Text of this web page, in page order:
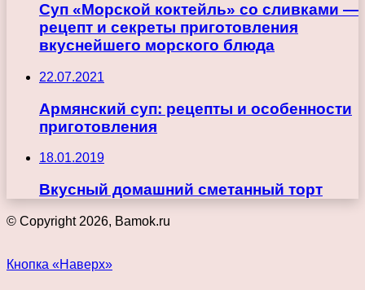
Суп «Морской коктейль» со сливками —
рецепт и секреты приготовления
вкуснейшего морского блюда
22.07.2021
Армянский суп: рецепты и особенности
приготовления
18.01.2019
Вкусный домашний сметанный торт
© Copyright 2026, Bamok.ru
Кнопка «Наверх»